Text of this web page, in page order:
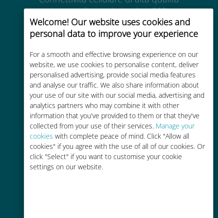
Welcome! Our website uses cookies and
personal data to improve your experience
For a smooth and effective browsing experience on our
website, we use cookies to personalise content, deliver
personalised advertising, provide social media features
and analyse our traffic. We also share information about
your use of our site with our social media, advertising and
analytics partners who may combine it with other
information that you've provided to them or that they've
collected from your use of their services. Manage your
cookies with complete peace of mind. Click "Allow all
cookies" if you agree with the use of all of our cookies. Or
click "Select" if you want to customise your cookie
settings on our website.
in tutto il mondo in oltre 200
destinazioni
Economico
Fino al 90% in meno rispetto alle
tariffe di roaming con il vostro
operatore attuale